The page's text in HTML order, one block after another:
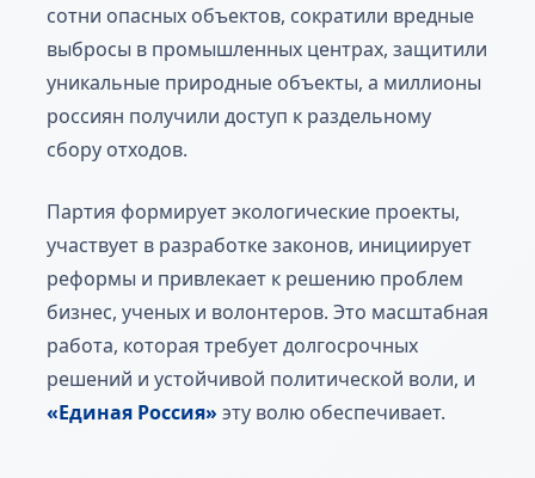
сотни опасных объектов, сократили вредные
выбросы в промышленных центрах, защитили
уникальные природные объекты, а миллионы
россиян получили доступ к раздельному
сбору отходов.
Партия формирует экологические проекты,
участвует в разработке законов, инициирует
реформы и привлекает к решению проблем
бизнес, ученых и волонтеров. Это масштабная
работа, которая требует долгосрочных
решений и устойчивой политической воли, и
«Единая Россия»эту волю обеспечивает.